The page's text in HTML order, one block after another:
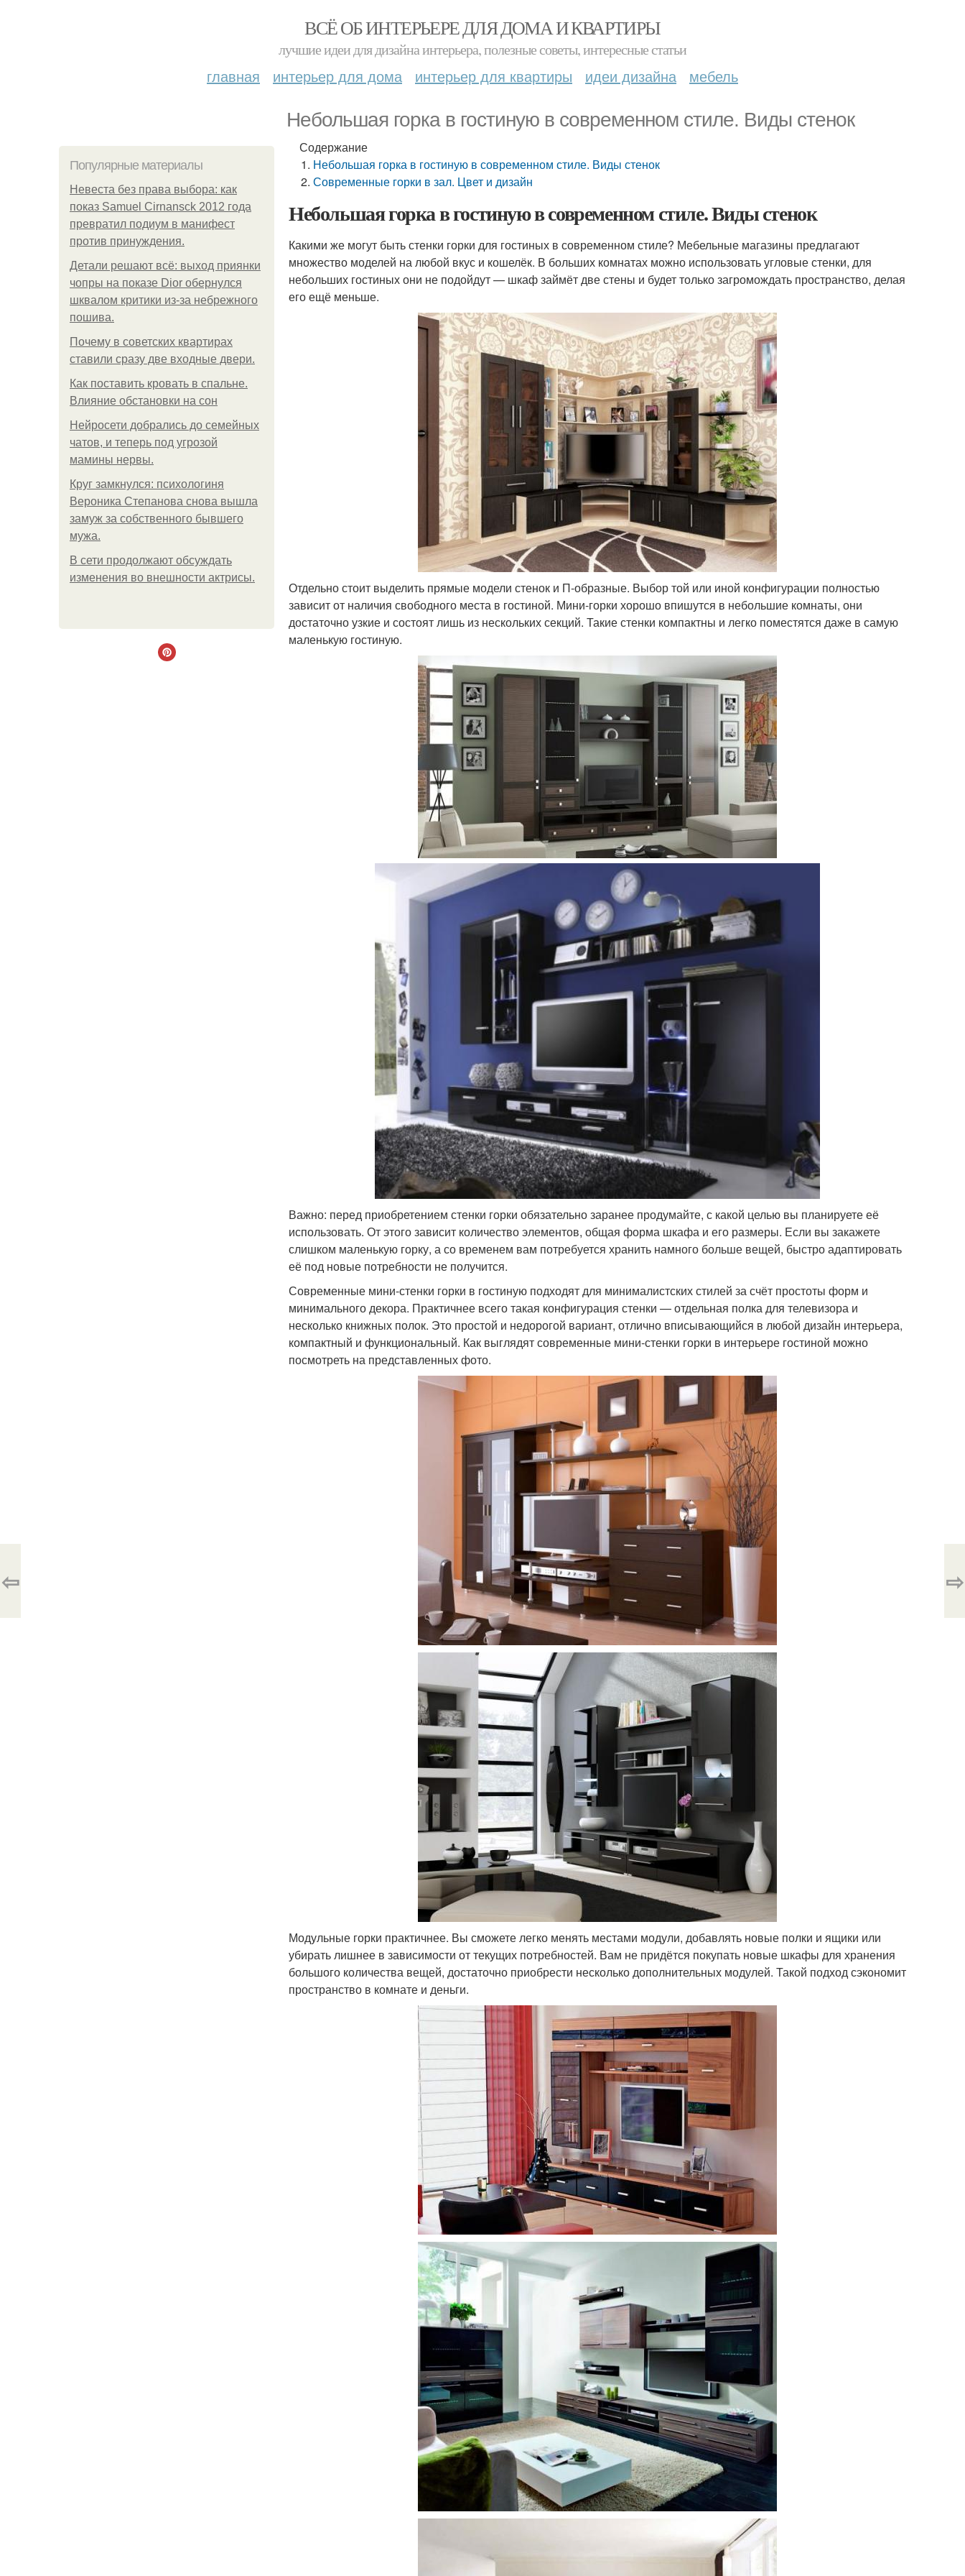
ВСЁ ОБ ИНТЕРЬЕРЕ ДЛЯ ДОМА И КВАРТИРЫ
лучшие идеи для дизайна интерьера, полезные советы, интересные статьи
главная интерьер для дома интерьер для квартиры идеи дизайна мебель
Небольшая горка в гостиную в современном стиле. Виды стенок
Популярные материалы
Невеста без права выбора: как
показ Samuel Cirnansck 2012 года
превратил подиум в манифест
против принуждения.
Детали решают всё: выход приянки
чопры на показе Dior обернулся
шквалом критики из-за небрежного
пошива.
Почему в советских квартирах
ставили сразу две входные двери.
Как поставить кровать в спальне.
Влияние обстановки на сон
Нейросети добрались до семейных
чатов, и теперь под угрозой
мамины нервы.
Круг замкнулся: психологиня
Вероника Степанова снова вышла
замуж за собственного бывшего
мужа.
В сети продолжают обсуждать
изменения во внешности актрисы.
Содержание
Небольшая горка в гостиную в современном стиле. Виды стенок
Современные горки в зал. Цвет и дизайн
Небольшая горка в гостиную в современном стиле. Виды стенок
Какими же могут быть стенки горки для гостиных в современном стиле? Мебельные магазины предлагают
множество моделей на любой вкус и кошелёк. В больших комнатах можно использовать угловые стенки, для
небольших гостиных они не подойдут — шкаф займёт две стены и будет только загромождать пространство, делая
его ещё меньше.
Отдельно стоит выделить прямые модели стенок и П-образные. Выбор той или иной конфигурации полностью
зависит от наличия свободного места в гостиной. Мини-горки хорошо впишутся в небольшие комнаты, они
достаточно узкие и состоят лишь из нескольких секций. Такие стенки компактны и легко поместятся даже в самую
маленькую гостиную.
Важно: перед приобретением стенки горки обязательно заранее продумайте, с какой целью вы планируете её
использовать. От этого зависит количество элементов, общая форма шкафа и его размеры. Если вы закажете
слишком маленькую горку, а со временем вам потребуется хранить намного больше вещей, быстро адаптировать
её под новые потребности не получится.
Современные мини-стенки горки в гостиную подходят для минималистских стилей за счёт простоты форм и
минимального декора. Практичнее всего такая конфигурация стенки — отдельная полка для телевизора и
несколько книжных полок. Это простой и недорогой вариант, отлично вписывающийся в любой дизайн интерьера,
компактный и функциональный. Как выглядят современные мини-стенки горки в интерьере гостиной можно
посмотреть на представленных фото.
Модульные горки практичнее. Вы сможете легко менять местами модули, добавлять новые полки и ящики или
убирать лишнее в зависимости от текущих потребностей. Вам не придётся покупать новые шкафы для хранения
большого количества вещей, достаточно приобрести несколько дополнительных модулей. Такой подход сэкономит
пространство в комнате и деньги.
⇦ ⇨